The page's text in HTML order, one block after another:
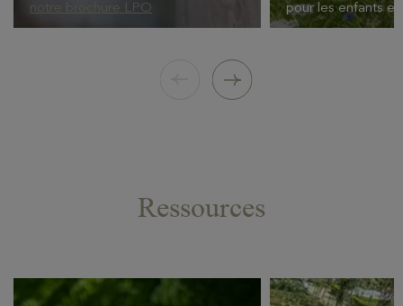
notre brochure LPO
pour les enfants
Ressources